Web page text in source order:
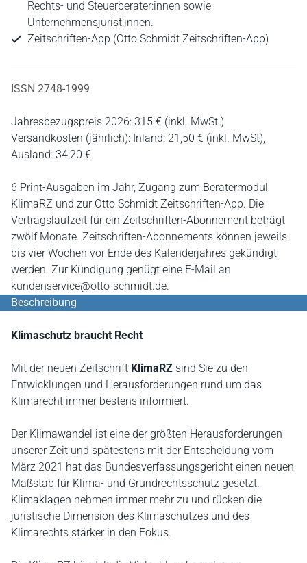
Rechts- und Steuerberater:innen sowie
Unternehmensjurist:innen.
Zeitschriften-App (Otto Schmidt Zeitschriften-App)
ISSN 2748-1999
Jahresbezugspreis 2026: 315 € (inkl. MwSt.)
Versandkosten (jährlich): Inland: 21,50 € (inkl. MwSt),
Ausland: 34,20 €
6 Print-Ausgaben im Jahr, Zugang zum Beratermodul
KlimaRZ und zur Otto Schmidt Zeitschriften-App. Die
Vertragslaufzeit für ein Zeitschriften-Abonnement beträgt
zwölf Monate. Zeitschriften-Abonnements können jeweils
bis vier Wochen vor Ende des Kalenderjahres gekündigt
werden. Zur Kündigung genügt eine E-Mail an
kundenservice@otto-schmidt.de.
Beschreibung
Klimaschutz braucht Recht
Mit der neuen Zeitschrift KlimaRZ sind Sie zu den
Entwicklungen und Herausforderungen rund um das
Klimarecht immer bestens informiert.
Der Klimawandel ist eine der größten Herausforderungen
unserer Zeit und spätestens mit der Entscheidung vom
März 2021 hat das Bundesverfassungsgericht einen neuen
Maßstab für Klima- und Grundrechtsschutz gesetzt.
Klimaklagen nehmen immer mehr zu und rücken die
juristische Dimension des Klimaschutzes und des
Klimarechts stärker in den Fokus.